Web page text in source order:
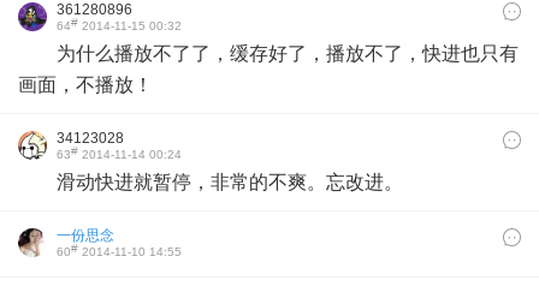
361280896
64# 2014-11-15 00:32
为什么播放不了了，缓存好了，播放不了，快进也只有
画面，不播放！
34123028
63# 2014-11-14 00:24
滑动快进就暂停，非常的不爽。忘改进。
一份思念
60# 2014-11-10 14:55